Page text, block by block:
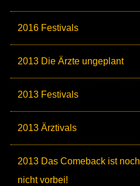
2016 Festivals
2013 Die Ärzte ungeplant
2013 Festivals
2013 Ärztivals
2013 Das Comeback ist noch
nicht vorbei!